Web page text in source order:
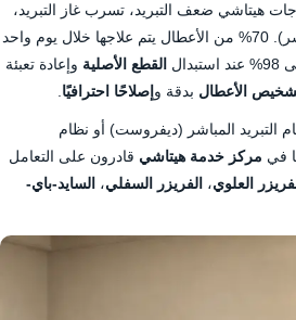
هيتاشي ضعف التبريد، تسرب غاز التبريد،
وأعطال في الضاغط (الكمبروسر). 70% من الأعطال يتم علاجها خلال يوم واحد
القطع الأصلية وإعادة تعبئة
الأعطال بدقة و إصلاحًا احترافيًا.
التبريد المباشر (ديفروست) أو نظام
في مركز خدمة هيتاشي قادرون على التعامل
العلوي، الفريزر السفلي، السايد-باي-